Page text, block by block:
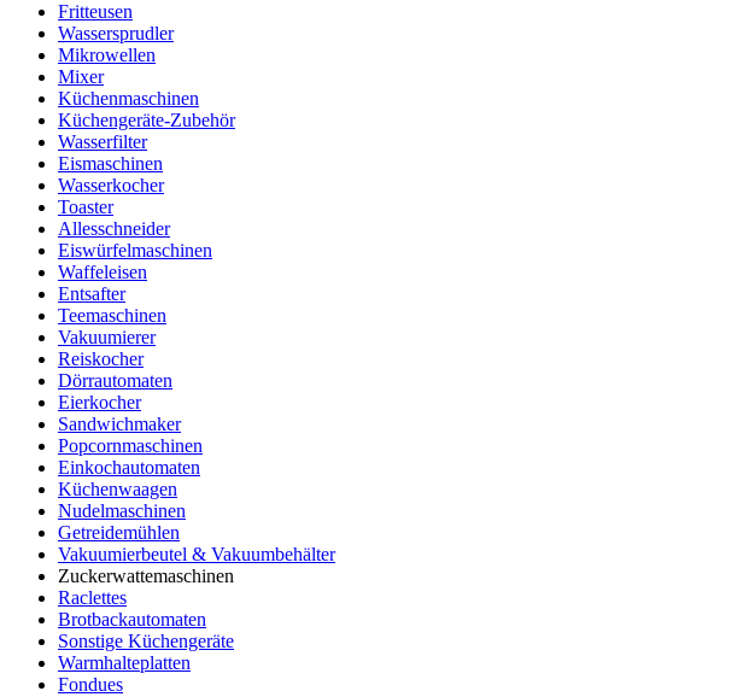
Fritteusen
Wassersprudler
Mikrowellen
Mixer
Küchenmaschinen
Küchengeräte-Zubehör
Wasserfilter
Eismaschinen
Wasserkocher
Toaster
Allesschneider
Eiswürfelmaschinen
Waffeleisen
Entsafter
Teemaschinen
Vakuumierer
Reiskocher
Dörrautomaten
Eierkocher
Sandwichmaker
Popcornmaschinen
Einkochautomaten
Küchenwaagen
Nudelmaschinen
Getreidemühlen
Vakuumierbeutel & Vakuumbehälter
Zuckerwattemaschinen
Raclettes
Brotbackautomaten
Sonstige Küchengeräte
Warmhalteplatten
Fondues